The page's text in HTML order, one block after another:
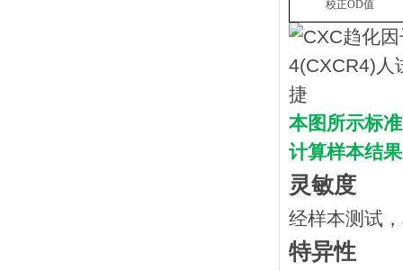
校正OD值
本图所示标
计算样本结果
灵敏度
经样本测试
特异性